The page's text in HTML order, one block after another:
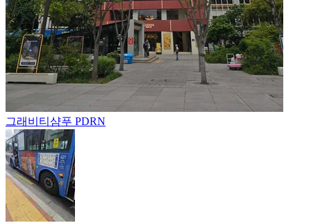
그래비티 샴푸 PDRN